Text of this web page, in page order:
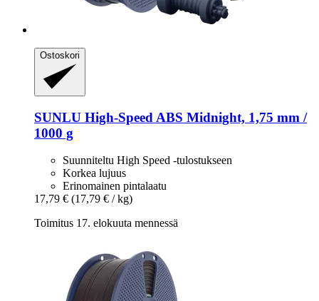
Ostoskori
SUNLU High-​Speed ABS Midnight, 1,75 mm /
1000 g
Suunniteltu High Speed -tulostukseen
Korkea lujuus
Erinomainen pintalaatu
17,79 € (17,79 € / kg)
Toimitus 17. elokuuta mennessä